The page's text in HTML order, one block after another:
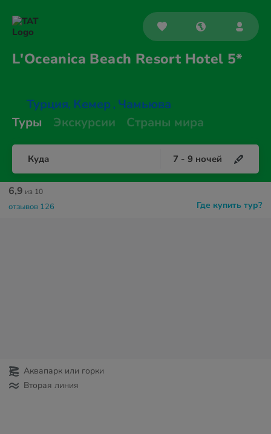
L'Oceanica Beach Resort Hotel 5*
Турция, Кемер , Чамьюва
Туры
Экскурсии Страны мира
Куда 7 - 9 ночей
Где купить тур?
6,9 из 10
отзывов 126
Аквапарк или горки
Вторая линия